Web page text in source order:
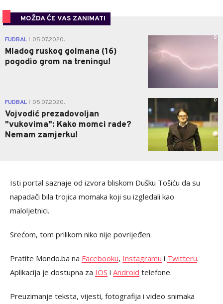
MOŽDA ĆE VAS ZANIMATI
FUDBAL 05.07.2020.
Mladog ruskog golmana (16)
pogodio grom na treningu!
0
FUDBAL 05.07.2020.
Vojvodić prezadovoljan
"vukovima": Kako momci rade?
Nemam zamjerku!
0
Isti portal saznaje od izvora bliskom Dušku Tošiću da su
napadači bila trojica momaka koji su izgledali kao
maloljetnici.
Srećom, tom prilikom niko nije povrijeđen.
Pratite Mondo.ba na Facebooku, Instagramu i Twitteru.
Aplikacija je dostupna za IOS i Android telefone.
Preuzimanje teksta, vijesti, fotografija i video snimaka